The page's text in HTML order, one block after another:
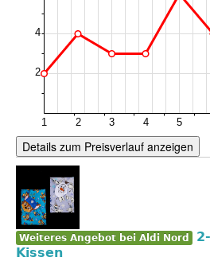
Details zum Preisverlauf anzeigen
Weiteres Angebot bei Aldi Nord
Kissen